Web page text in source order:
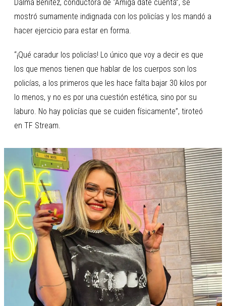
Dalma Benítez, conductora de “Amiga date cuenta”, se
mostró sumamente indignada con los policías y los mandó a
hacer ejercicio para estar en forma.
“¡Qué caradur los policías! Lo único que voy a decir es que
los que menos tienen que hablar de los cuerpos son los
policías, a los primeros que les hace falta bajar 30 kilos por
lo menos, y no es por una cuestión estética, sino por su
laburo. No hay policías que se cuiden físicamente”, tiroteó
en TF Stream.